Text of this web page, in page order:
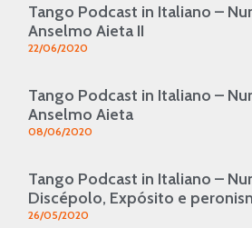
Tango Podcast in Italiano –
Anselmo Aieta II
22/06/2020
Tango Podcast in Italiano –
Anselmo Aieta
08/06/2020
Tango Podcast in Italiano –
Discépolo, Expósito e
26/05/2020